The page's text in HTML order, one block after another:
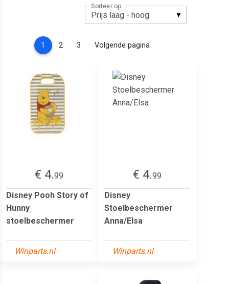
Sorteer op:
1 (current)
2 3 Volgende pagina
€ 4.99
Disney Pooh Story of
Hunny
stoelbeschermer
Winparts.nl
€ 4.99
Disney
Stoelbeschermer
Anna/Elsa
Winparts.nl